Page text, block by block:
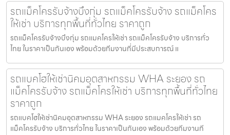
รถแม็คโครรับจ้างบึงกุ่ม รถแม็คโครรับจ้าง รถแม็คโคร
ให้เช่า บริการทุกพื้นที่ทั่วไทย ราคาถูก
รถแม็คโครรับจ้างบึงกุ่ม รถแมคโครให้เช่า รถแม็คโครรับจ้าง บริการทั่ว
ไทย ในราคาเป็นกันเอง พร้อมด้วยทีมงานที่มีประสบการณ์ แ
รถแบคโฮให้เช่านิคมอุตสาหกรรม WHA ระยอง รถ
แม็คโครรับจ้าง รถแม็คโครให้เช่า บริการทุกพื้นที่ทั่วไทย
ราคาถูก
รถแบคโฮให้เช่านิคมอุตสาหกรรม WHA ระยอง รถแมคโครให้เช่า รถ
แม็คโครรับจ้าง บริการทั่วไทย ในราคาเป็นกันเอง พร้อมด้วยทีมงานที